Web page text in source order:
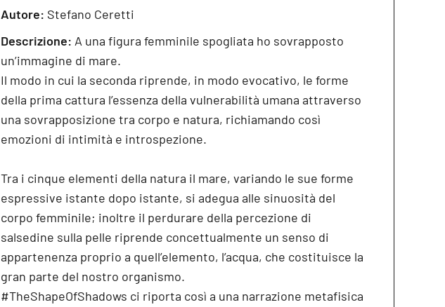
Autore: Stefano Ceretti
Descrizione: A una figura femminile spogliata ho sovrapposto
un’immagine di mare.
Il modo in cui la seconda riprende, in modo evocativo, le forme
della prima cattura l’essenza della vulnerabilità umana attraverso
una sovrapposizione tra corpo e natura, richiamando così
emozioni di intimità e introspezione.
Tra i cinque elementi della natura il mare, variando le sue forme
espressive istante dopo istante, si adegua alle sinuosità del
corpo femminile; inoltre il perdurare della percezione di
salsedine sulla pelle riprende concettualmente un senso di
appartenenza proprio a quell’elemento, l’acqua, che costituisce la
gran parte del nostro organismo.
#TheShapeOfShadows ci riporta così a una narrazione metafisica